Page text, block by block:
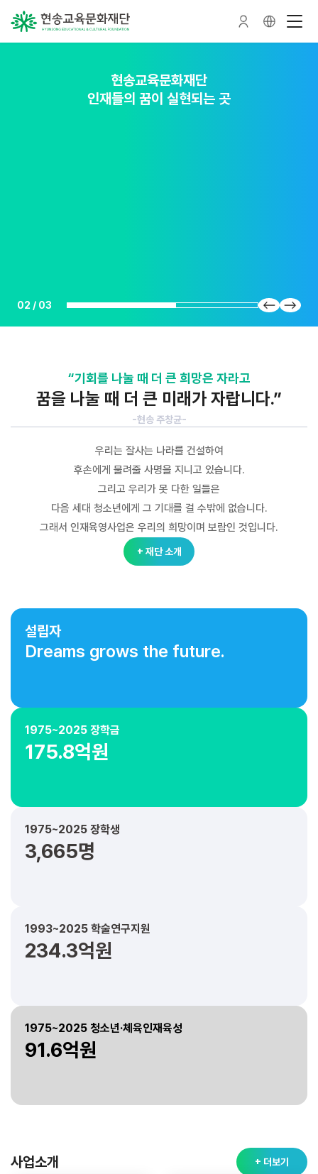
현송교육문화재단
인재를 품다
현송교육문화재단
인재들의 꿈이 실현되는 곳
현송교육문화재단
인재를 가꾸는 숲이 되다
02 / 03
“기회를 나눌 때 더 큰 희망은 자라고
꿈을 나눌 때 더 큰 미래가 자랍니다.”
-현송 주창균-
우리는 잘사는 나라를 건설하여
후손에게 물려줄 사명을 지니고 있습니다.
그리고 우리가 못 다한 일들은
다음 세대 청소년에게 그 기대를 걸 수밖에 없습니다.
그래서 인재육영사업은 우리의 희망이며 보람인 것입니다.
+ 재단 소개
설립자
Dreams grows the future.
1975~2025 장학금
175.8억원
1975~2025 장학생
3,665명
1993~2025 학술연구지원
234.3억원
1975~2025 청소년·체육인재육성
91.6억원
사업소개 + 더보기